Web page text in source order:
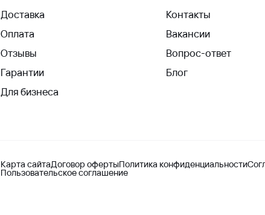
Доставка
Оплата
Отзывы
Гарантии
Для бизнеса
Контакты
Вакансии
Вопрос-ответ
Блог
Карта сайтаДоговор офертыПолитика конфиденциальности
Пользовательское соглашение